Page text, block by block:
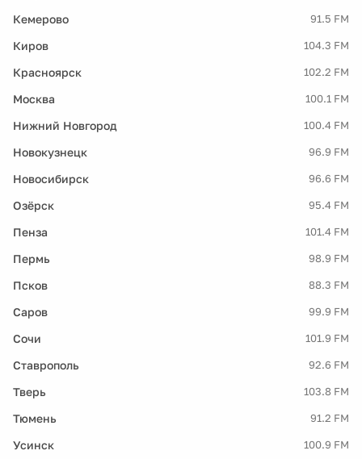
Кемерово 91.5 FM
Киров 104.3 FM
Красноярск 102.2 FM
Москва 100.1 FM
Нижний Новгород 100.4 FM
Новокузнецк 96.9 FM
Новосибирск 96.6 FM
Озёрск 95.4 FM
Пенза 101.4 FM
Пермь 98.9 FM
Псков 88.3 FM
Саров 99.9 FM
Сочи 101.9 FM
Ставрополь 92.6 FM
Тверь 103.8 FM
Тюмень 91.2 FM
Усинск 100.9 FM